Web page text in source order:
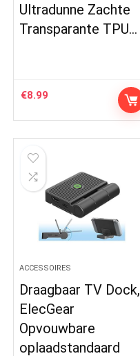
Ultradunne Zachte
Transparante TPU…
€8.99
ACCESSOIRES
Draagbaar TV Dock,
ElecGear
Opvouwbare
oplaadstandaard